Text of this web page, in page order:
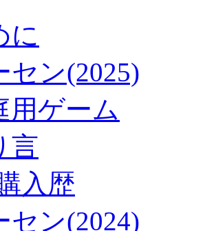
に
セン(2025)
用ゲーム
言
入歴
セン(2024)